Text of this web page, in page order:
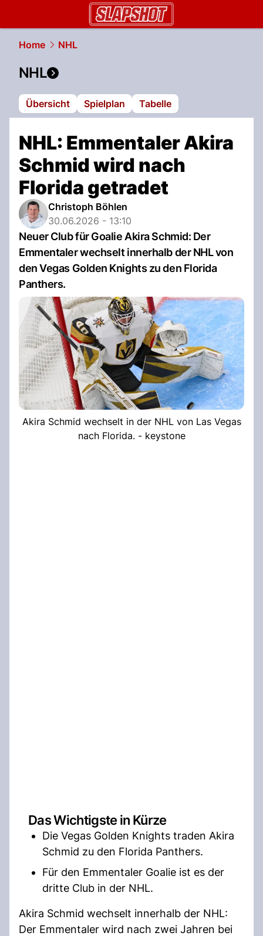
Home NHL
NHL
Übersicht Spielplan Tabelle
NHL: Emmentaler Akira
Schmid wird nach
Florida getradet
Christoph Böhlen
30.06.2026 - 13:10
Neuer Club für Goalie Akira Schmid: Der
Emmentaler wechselt innerhalb der NHL von
den Vegas Golden Knights zu den Florida
Panthers.
Akira Schmid wechselt in der NHL von Las Vegas
nach Florida. - keystone
Das Wichtigste in Kürze
Die Vegas Golden Knights traden Akira
Schmid zu den Florida Panthers.
Für den Emmentaler Goalie ist es der
dritte Club in der NHL.
Akira Schmid wechselt innerhalb der NHL:
Der Emmentaler wird nach zwei Jahren bei